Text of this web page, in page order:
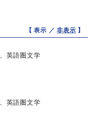
【 表示 ／非表示 】
英語圏文学
英語圏文学